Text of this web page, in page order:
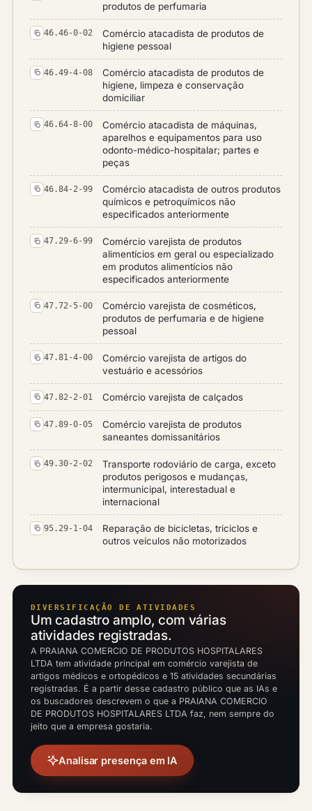
produtos de perfumaria
46.46-0-02
Comércio atacadista de produtos de
higiene pessoal
46.49-4-08
Comércio atacadista de produtos de
higiene, limpeza e conservação
domiciliar
46.64-8-00
Comércio atacadista de máquinas,
aparelhos e equipamentos para uso
odonto-médico-hospitalar; partes e
peças
46.84-2-99
Comércio atacadista de outros produtos
químicos e petroquímicos não
especificados anteriormente
47.29-6-99
Comércio varejista de produtos
alimentícios em geral ou especializado
em produtos alimentícios não
especificados anteriormente
47.72-5-00
Comércio varejista de cosméticos,
produtos de perfumaria e de higiene
pessoal
47.81-4-00
Comércio varejista de artigos do
vestuário e acessórios
47.82-2-01 Comércio varejista de calçados
47.89-0-05
Comércio varejista de produtos
saneantes domissanitários
49.30-2-02
Transporte rodoviário de carga, exceto
produtos perigosos e mudanças,
intermunicipal, interestadual e
internacional
95.29-1-04
Reparação de bicicletas, triciclos e
outros veículos não motorizados
DIVERSIFICAÇÃO DE ATIVIDADES
Um cadastro amplo, com várias
atividades registradas.
A PRAIANA COMERCIO DE PRODUTOS HOSPITALARES
LTDA tem atividade principal em comércio varejista de
artigos médicos e ortopédicos e 15 atividades secundárias
registradas. É a partir desse cadastro público que as IAs e
os buscadores descrevem o que a PRAIANA COMERCIO
DE PRODUTOS HOSPITALARES LTDA faz, nem sempre do
jeito que a empresa gostaria.
Analisar presença em IA